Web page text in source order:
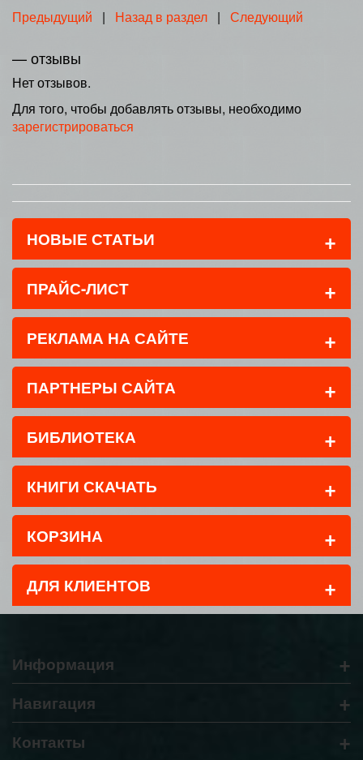
Предыдущий | Назад в раздел | Следующий
— отзывы
Нет отзывов.
Для того, чтобы добавлять отзывы, необходимо
зарегистрироваться
НОВЫЕ СТАТЬИ +
ПРАЙС-ЛИСТ +
РЕКЛАМА НА САЙТЕ +
ПАРТНЕРЫ САЙТА +
БИБЛИОТЕКА +
КНИГИ СКАЧАТЬ +
КОРЗИНА +
ДЛЯ КЛИЕНТОВ +
Информация +
Навигация +
Контакты +